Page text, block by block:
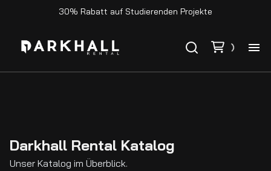
30% Rabatt auf Studierenden Projekte
Darkhall Rental Katalog
Unser Katalog im Überblick.